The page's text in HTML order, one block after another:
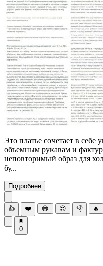
Это платье сочетает в себе
объемным рукавам и
неповторимый образ для
бу...
Подробнее
👍 ❤️ 😂 😍 👎 🔥
0